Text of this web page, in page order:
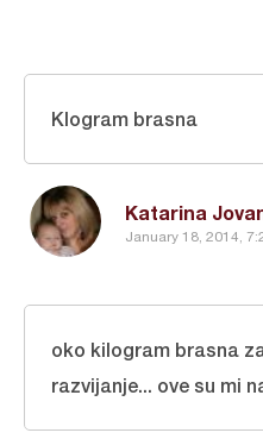
Katarina
January 18, 2014,
Klogram brasna
oko kilogram brasna
razvijanje... ove su mi